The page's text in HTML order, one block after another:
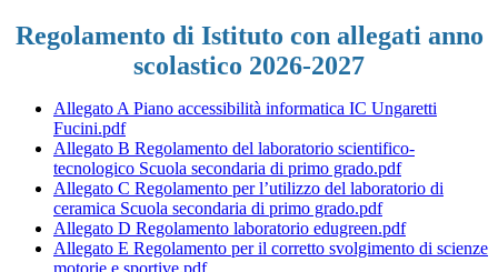
Regolamento di Istituto con allegati anno
scolastico 2026-2027
Allegato A Piano accessibilità informatica IC Ungaretti
Fucini.pdf
Allegato B Regolamento del laboratorio scientifico-
tecnologico Scuola secondaria di primo grado.pdf
Allegato C Regolamento per l’utilizzo del laboratorio di
ceramica Scuola secondaria di primo grado.pdf
Allegato D Regolamento laboratorio edugreen.pdf
Allegato E Regolamento per il corretto svolgimento di scienze